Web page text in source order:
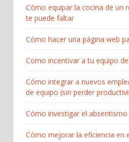
Cómo equipar la cocina de un
te puede faltar
Cómo hacer una página web
Como incentivar a tu equipo
Cómo integrar a nuevos
de equipo (sin perder
Cómo investigar el
Cómo mejorar la eficiencia en